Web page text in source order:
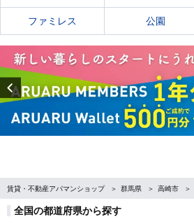
ファミレス 公園
Previous
賃貸・不動産アパマンショップ 群馬県 高崎市
全国の都道府県から探す